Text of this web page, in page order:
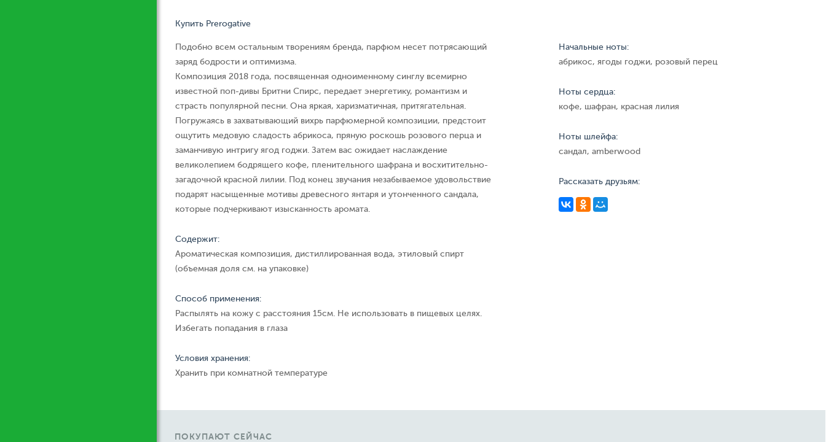
Купить Prerogative
Подобно всем остальным творениям бренда, парфюм несет потрясающий
заряд бодрости и оптимизма.
Композиция 2018 года, посвященная одноименному синглу всемирно
известной поп-дивы Бритни Спирс, передает энергетику, романтизм и
страсть популярной песни. Она яркая, харизматичная, притягательная.
Погружаясь в захватывающий вихрь парфюмерной композиции, предстоит
ощутить медовую сладость абрикоса, пряную роскошь розового перца и
заманчивую интригу ягод годжи. Затем вас ожидает наслаждение
великолепием бодрящего кофе, пленительного шафрана и восхитительно-
загадочной красной лилии. Под конец звучания незабываемое удовольствие
подарят насыщенные мотивы древесного янтаря и утонченного сандала,
которые подчеркивают изысканность аромата.
Содержит:
Ароматическая композиция, дистиллированная вода, этиловый спирт
(объемная доля см. на упаковке)
Способ применения:
Распылять на кожу с расстояния 15см. Не использовать в пищевых целях.
Избегать попадания в глаза
Условия хранения:
Хранить при комнатной температуре
Начальные ноты:
абрикос, ягоды годжи, розовый перец
Ноты сердца:
кофе, шафран, красная лилия
Ноты шлейфа:
сандал, amberwood
Рассказать друзьям:
ПОКУПАЮТ СЕЙЧАС